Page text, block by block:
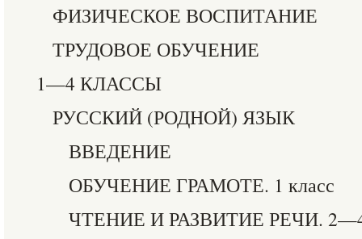
ФИЗИЧЕСКОЕ ВОСПИТАНИЕ
ТРУДОВОЕ ОБУЧЕНИЕ
1—4 КЛАССЫ
РУССКИЙ (РОДНОЙ) ЯЗЫК
ВВЕДЕНИЕ
ОБУЧЕНИЕ ГРАМОТЕ. 1 класс
ЧТЕНИЕ И РАЗВИТИЕ РЕЧИ. 2—4